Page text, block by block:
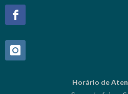
Horário de